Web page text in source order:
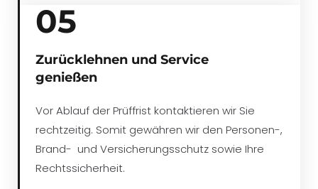
05
Zurücklehnen und Service
genießen
Vor Ablauf der Prüffrist kontaktieren wir Sie
rechtzeitig. Somit gewähren wir den Personen-,
Brand- und Versicherungsschutz sowie Ihre
Rechtssicherheit.